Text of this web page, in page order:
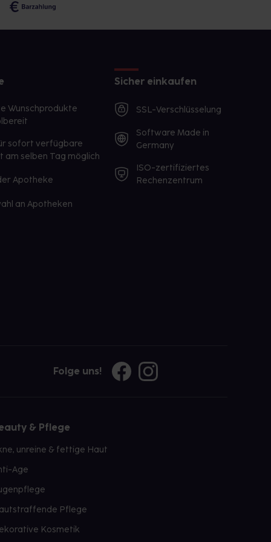
Wunschprodukte
sofort verfügbare
am selben Tag möglich
Apotheke
an Apotheken
Sicher einkaufen
SSL-Verschlüsselung
Software Made in
Germany
ISO-zertifiziertes
Rechenzentrum
Folge uns!
& Pflege
unreine & fettige Haut
Age
Pflege
Kosmetik